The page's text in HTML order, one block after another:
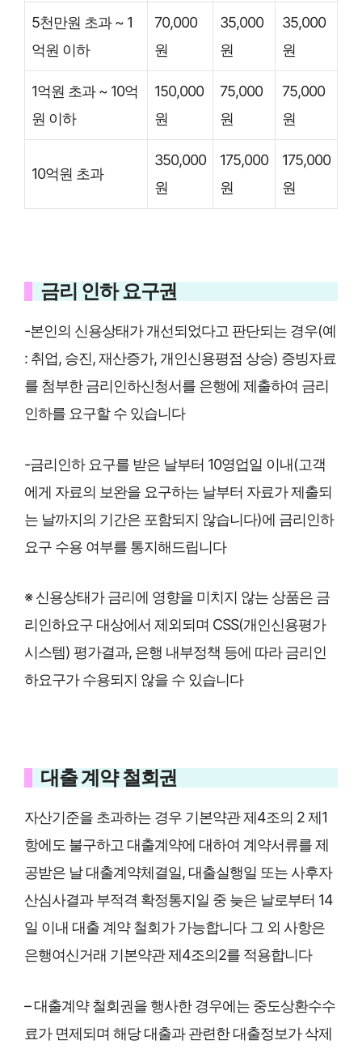
5천만원 초과 ~ 1
억원 이하
70,000
원
35,000
원
35,000
원
1억원 초과 ~ 10억
원 이하
150,000
원
75,000
원
75,000
원
10억원 초과
350,000
원
175,000
원
175,000
원
금리 인하 요구권
-본인의 신용상태가 개선되었다고 판단되는 경우(예
: 취업, 승진, 재산증가, 개인신용평점 상승) 증빙자료
를 첨부한 금리인하신청서를 은행에 제출하여 금리
인하를 요구할 수 있습니다
-금리인하 요구를 받은 날부터 10영업일 이내(고객
에게 자료의 보완을 요구하는 날부터 자료가 제출되
는 날까지의 기간은 포함되지 않습니다)에 금리인하
요구 수용 여부를 통지해드립니다
※ 신용상태가 금리에 영향을 미치지 않는 상품은 금
리인하요구 대상에서 제외되며 CSS(개인신용평가
시스템) 평가결과, 은행 내부정책 등에 따라 금리인
하요구가 수용되지 않을 수 있습니다
대출 계약 철회권
자산기준을 초과하는 경우 기본약관 제4조의 2 제1
항에도 불구하고 대출계약에 대하여 계약서류를 제
공받은 날 대출계약체결일, 대출실행일 또는 사후자
산심사결과 부적격 확정통지일 중 늦은 날로부터 14
일 이내 대출 계약 철회가 가능합니다 그 외 사항은
은행여신거래 기본약관 제4조의2를 적용합니다
– 대출계약 철회권을 행사한 경우에는 중도상환수수
료가 면제되며 해당 대출과 관련한 대출정보가 삭제